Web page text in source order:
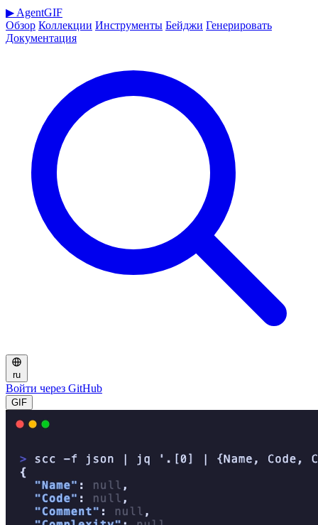
▶ AgentGIF
Обзор Коллекции Инструменты Бейджи Генерировать
Документация
ru
Войти через GitHub
GIF